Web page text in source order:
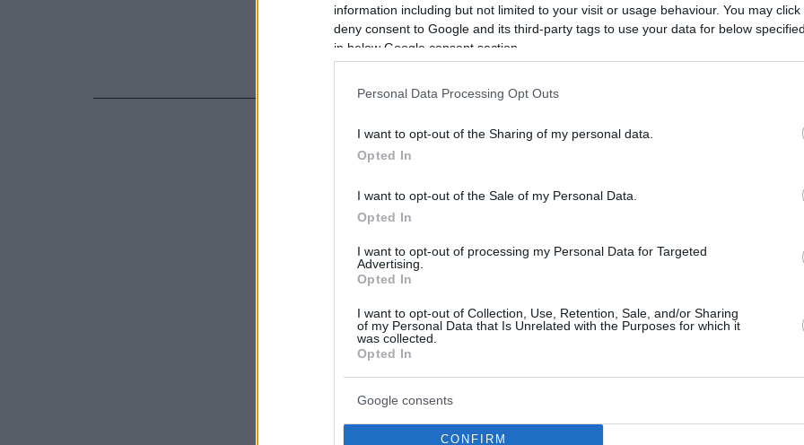
information including but not limited to your visit or usage behaviour. You may
deny consent to Google and its third-party tags to use your data for below
in below Google consent section.
Personal Data Processing Opt Outs
I want to opt-out of the Sharing of my personal data.
Opted In
I want to opt-out of the Sale of my Personal Data.
Opted In
I want to opt-out of processing my Personal Data for Targeted
Advertising.
Opted In
I want to opt-out of Collection, Use, Retention, Sale, and/or Sharing
of my Personal Data that Is Unrelated with the Purposes for which it
was collected.
Opted In
Google consents
CONFIRM
Σε κατάσταση σοκ οι εγκλωβισμένοι κάτοικοι της Μαριούπολης -
Προσπαθούν να επιβιώσουν με τις λιγοστές προμήθειές τους
- Ανατριχιαστικές περιγραφές της Αλεξάνδρας Προτσένκο –